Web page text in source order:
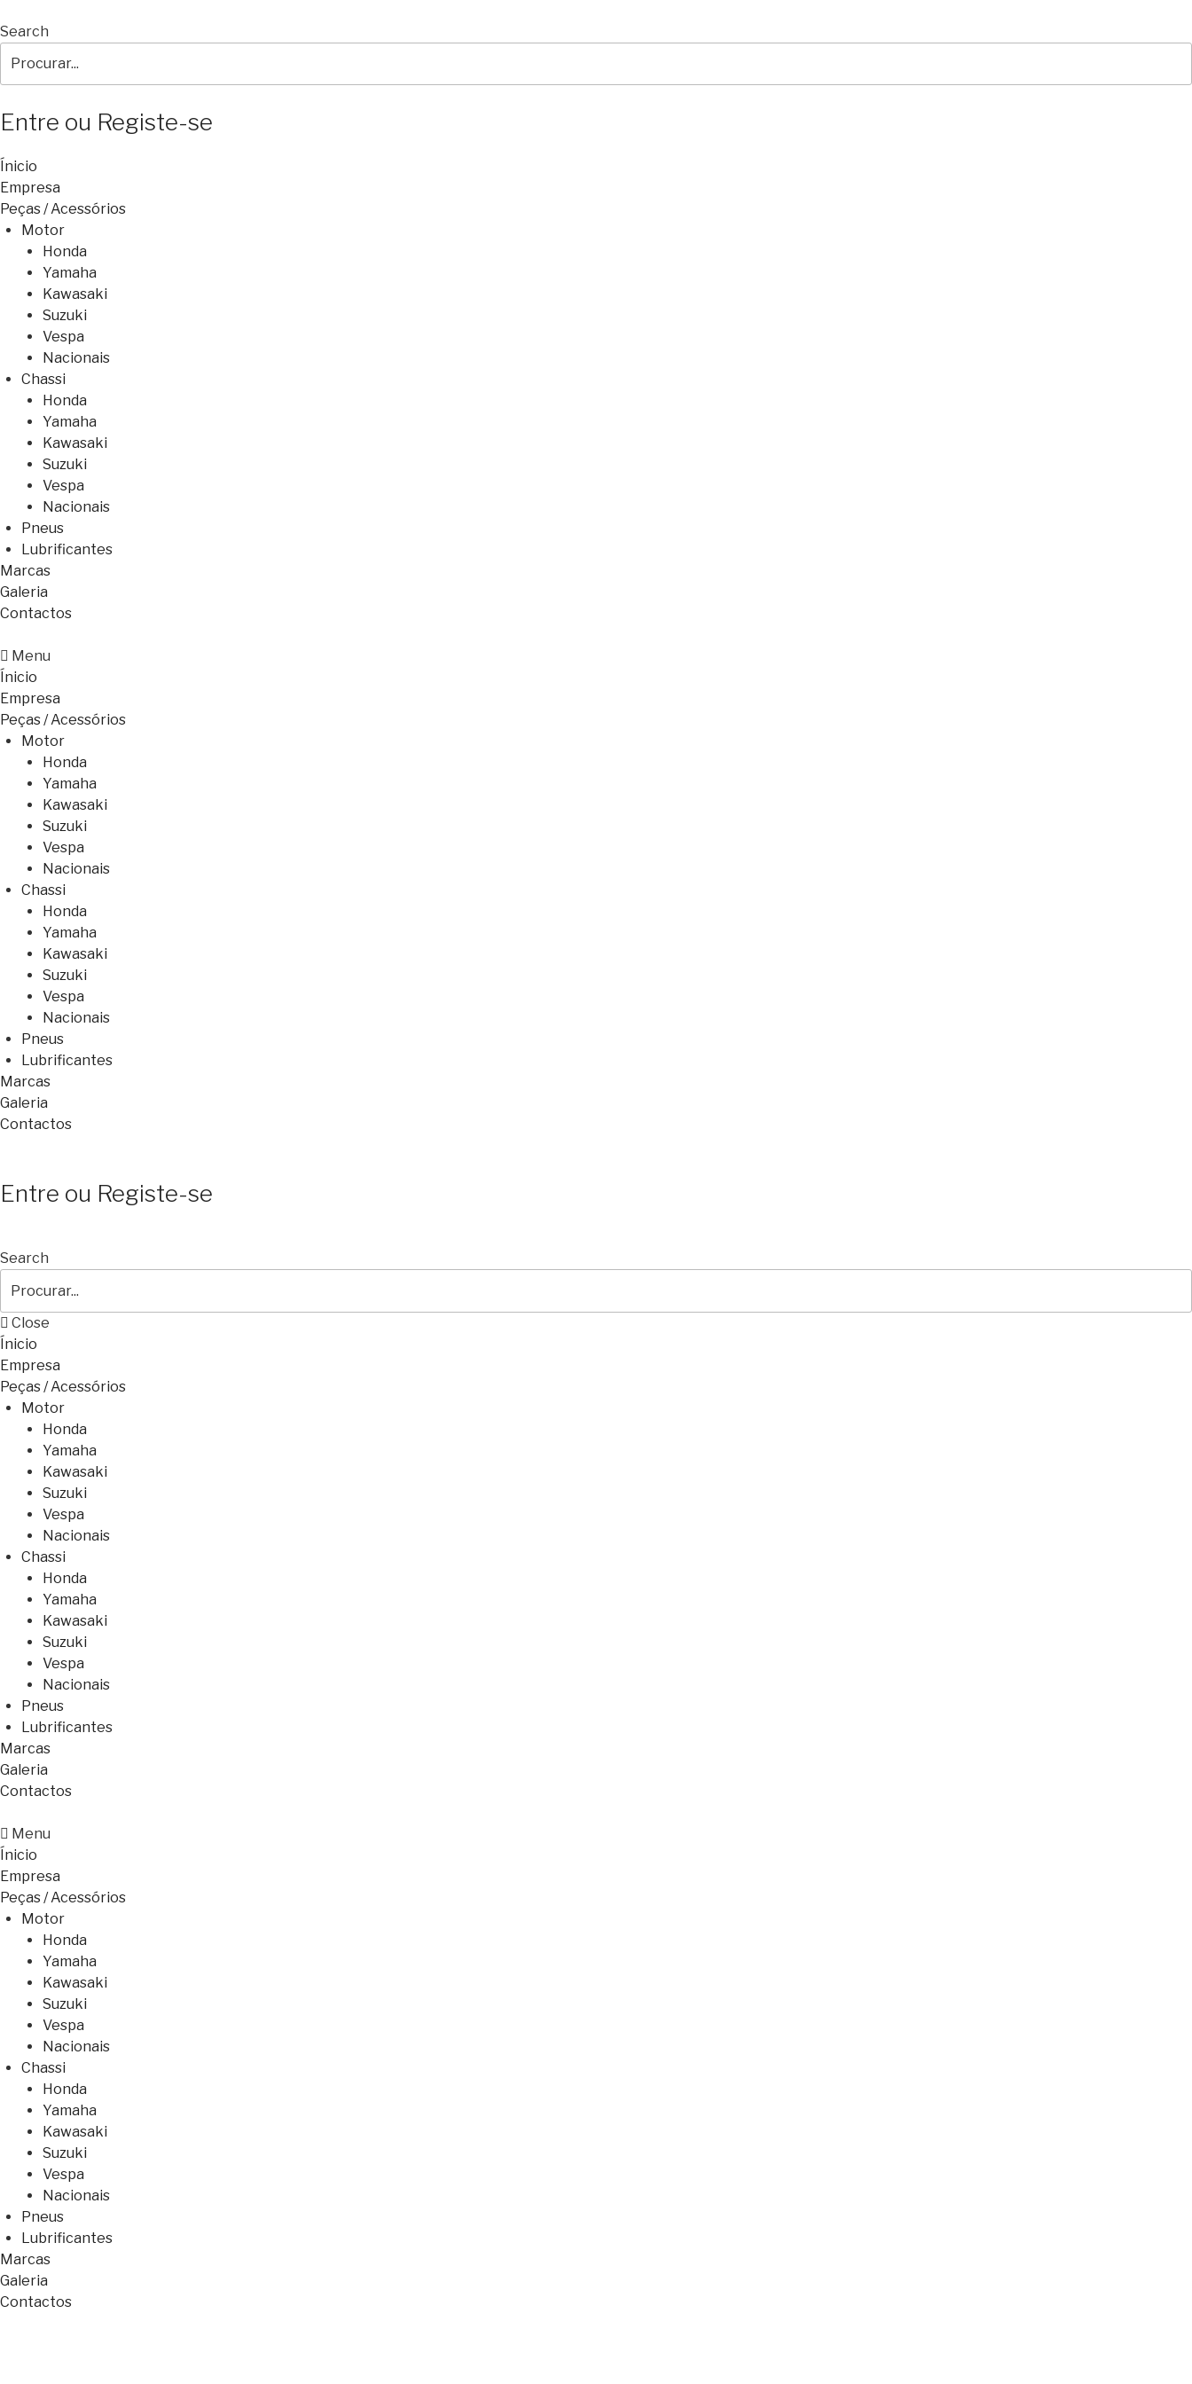
Search
Entre ou Registe-se
Ínicio
Empresa
Peças / Acessórios
Motor
Honda
Yamaha
Kawasaki
Suzuki
Vespa
Nacionais
Chassi
Honda
Yamaha
Kawasaki
Suzuki
Vespa
Nacionais
Pneus
Lubrificantes
Marcas
Galeria
Contactos
Menu
Ínicio
Empresa
Peças / Acessórios
Motor
Honda
Yamaha
Kawasaki
Suzuki
Vespa
Nacionais
Chassi
Honda
Yamaha
Kawasaki
Suzuki
Vespa
Nacionais
Pneus
Lubrificantes
Marcas
Galeria
Contactos
Entre ou Registe-se
Search
Close
Ínicio
Empresa
Peças / Acessórios
Motor
Honda
Yamaha
Kawasaki
Suzuki
Vespa
Nacionais
Chassi
Honda
Yamaha
Kawasaki
Suzuki
Vespa
Nacionais
Pneus
Lubrificantes
Marcas
Galeria
Contactos
Menu
Ínicio
Empresa
Peças / Acessórios
Motor
Honda
Yamaha
Kawasaki
Suzuki
Vespa
Nacionais
Chassi
Honda
Yamaha
Kawasaki
Suzuki
Vespa
Nacionais
Pneus
Lubrificantes
Marcas
Galeria
Contactos